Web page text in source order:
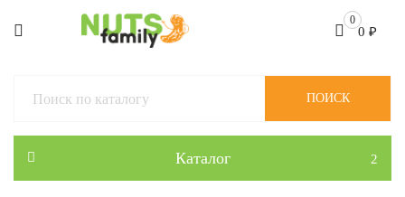
0
0 ₽
Каталог
ПОИСК